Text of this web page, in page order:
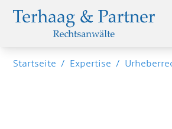
Startseite / Expertise /